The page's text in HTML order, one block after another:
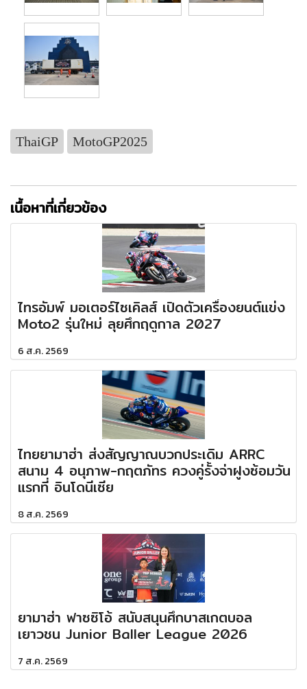
ThaiGP MotoGP2025
เนื้อหาที่เกี่ยวข้อง
ไทรอัมพ์ มอเตอร์ไซเคิลส์ เปิดตัวเครื่องยนต์แข่ง
Moto2 รุ่นใหม่ ลุยศึกฤดูกาล 2027
6 ส.ค. 2569
ไทยยามาฮ่า ส่งสัญญาณบวกประเดิม ARRC
สนาม 4 อนุภาพ-กฤตภัทร ควงคู่รั้งจ่าฝูงซ้อมวัน
แรกที่ อินโดนีเซีย
8 ส.ค. 2569
ยามาฮ่า ฟาซซิโอ้ สนับสนุนศึกบาสเกตบอล
เยาวชน Junior Baller League 2026
7 ส.ค. 2569